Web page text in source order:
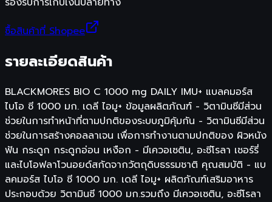
ซื้อสินค้าที่ Shopee
รายละเอียดสินค้า
BLACKMORES BIO C 1000 mg DAILY IMU+ แบลคมอร์ส
ไบโอ ซี 1000 มก. เดลี ไอมู+ ข้อมูลผลิตภัณฑ์ - วิตามินซีมีส่วน
ช่วยในการทำหน้าที่ตามปกติของระบบภูมิคุ้มกัน - วิตามินซีมีส่วน
ช่วยในการสร้างคอลลาเจน เพื่อการทำงานตามปกติของ ผิวหนัง
ฟัน กระดูก กระดูกอ่อน เหงือก - มีเควอเซติน, อะซีโรลา เชอร์รี่
และไบโอฟลาโวนอยด์สกัดจากวัตถุดิบธรรมชาติ คุณสมบัติ - แบ
ลคมอร์ส ไบโอ ซี 1000 มก. เดลี ไอมู+ ผลิตภัณฑ์เสริมอาหาร
ประกอบด้วย วิตามินซี 1000 มก.รวมถึง มีเควอเซติน, อะซีโรลา